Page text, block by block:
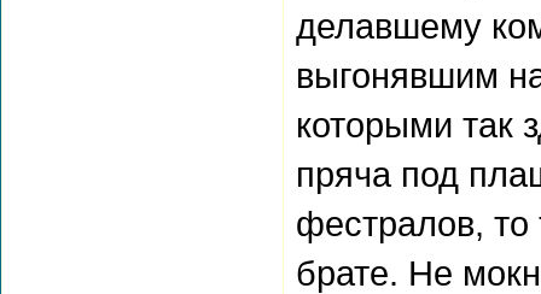
делавшему
выгонявшим
которыми так
пряча под
фестралов, то
брате. Не